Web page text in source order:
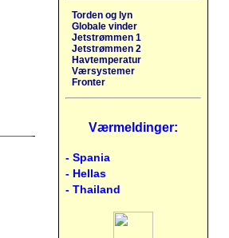
Torden og lyn
Globale vinder
Jetstrømmen 1
Jetstrømmen 2
Havtemperatur
Værsystemer
Fronter
Værmeldinger:
- Spania
- Hellas
- Thailand